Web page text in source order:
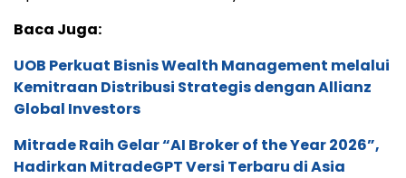
Baca Juga:
UOB Perkuat Bisnis Wealth Management melalui
Kemitraan Distribusi Strategis dengan Allianz
Global Investors
Mitrade Raih Gelar “AI Broker of the Year 2026”,
Hadirkan MitradeGPT Versi Terbaru di Asia